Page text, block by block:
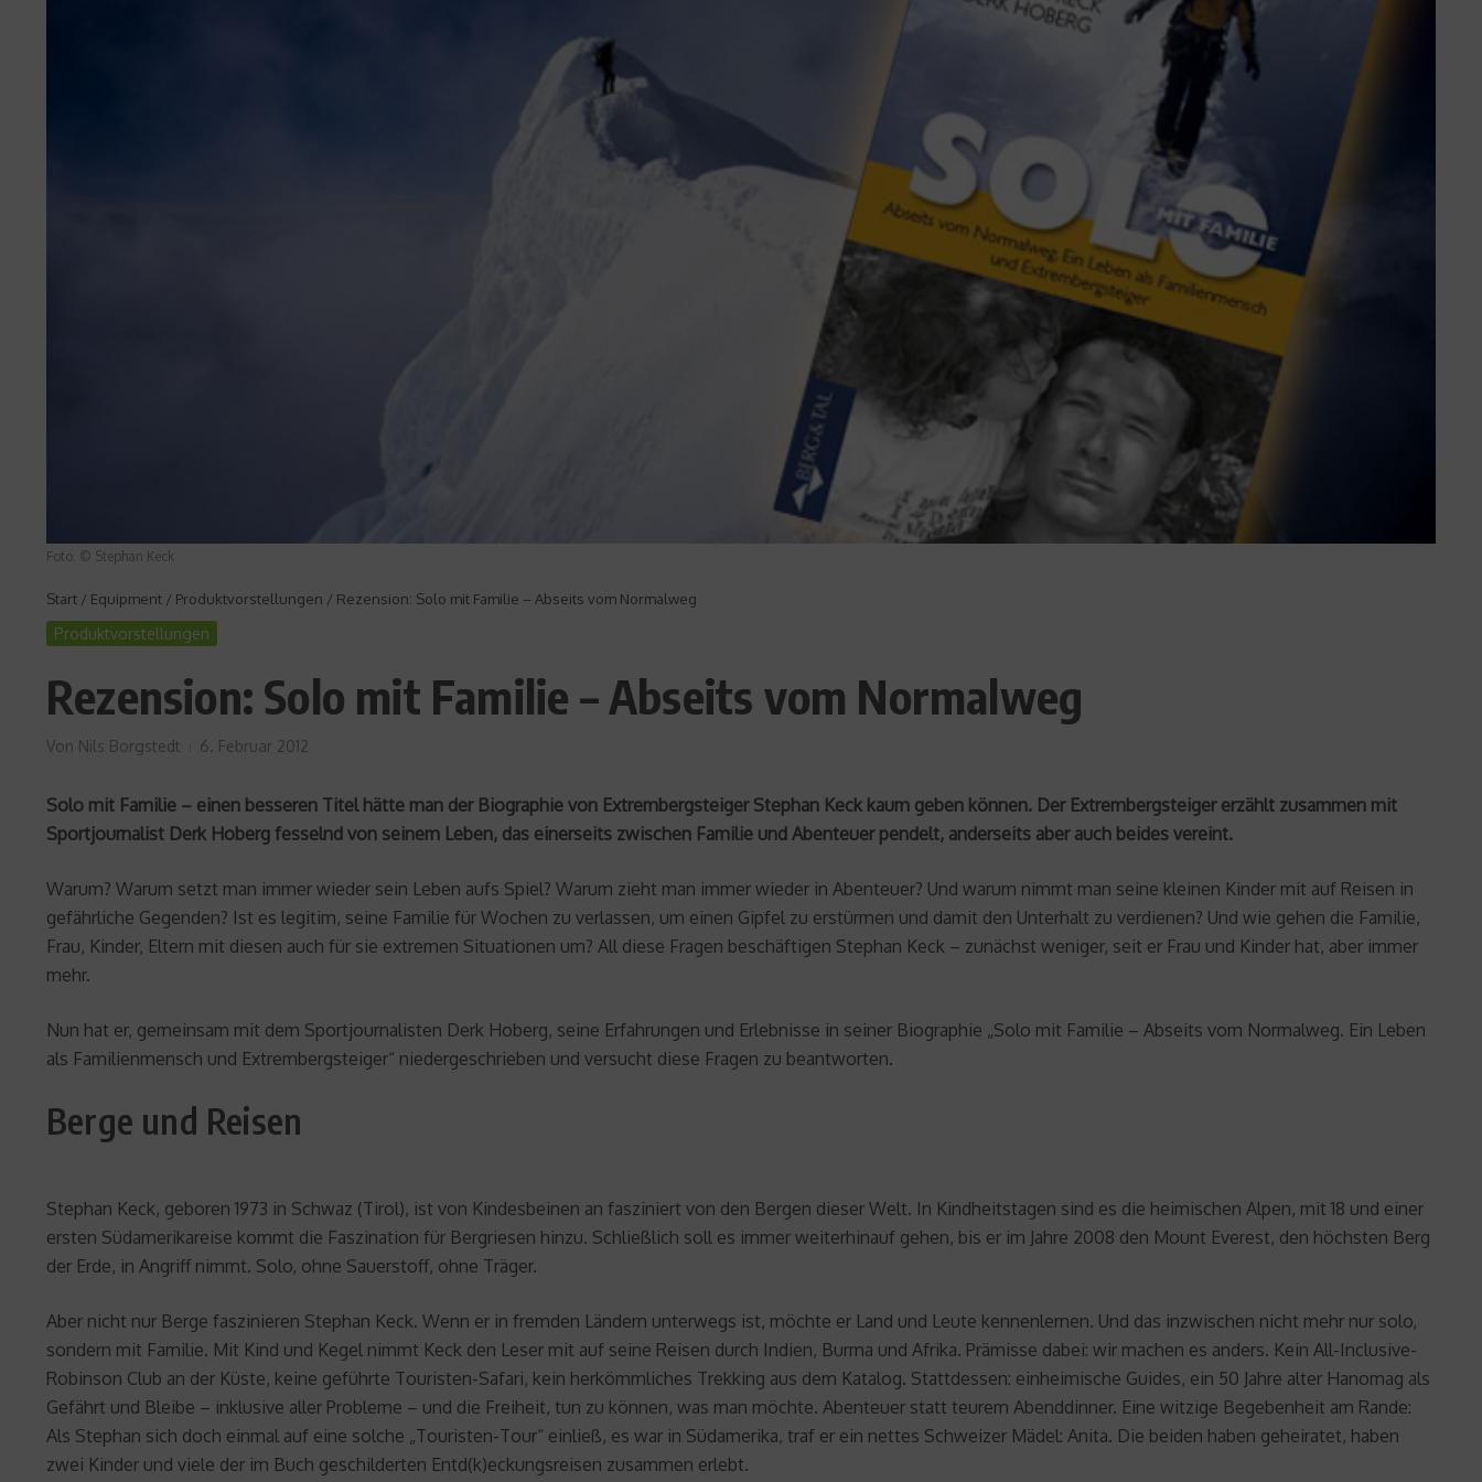
Foto: © Stephan Keck
Start / Equipment / Produktvorstellungen / Rezension: Solo mit Familie – Abseits vom Normalweg
Produktvorstellungen
Rezension: Solo mit Familie – Abseits vom Normalweg
Von Nils Borgstedt 6. Februar 2012
Solo mit Familie – einen besseren Titel hätte man der Biographie von Extrembergsteiger Stephan Keck kaum geben können. Der Extrembergsteiger erzählt zusammen mit
Sportjournalist Derk Hoberg fesselnd von seinem Leben, das einerseits zwischen Familie und Abenteuer pendelt, anderseits aber auch beides vereint.
Warum? Warum setzt man immer wieder sein Leben aufs Spiel? Warum zieht man immer wieder in Abenteuer? Und warum nimmt man seine kleinen Kinder mit auf Reisen in
gefährliche Gegenden? Ist es legitim, seine Familie für Wochen zu verlassen, um einen Gipfel zu erstürmen und damit den Unterhalt zu verdienen? Und wie gehen die Familie,
Frau, Kinder, Eltern mit diesen auch für sie extremen Situationen um? All diese Fragen beschäftigen Stephan Keck – zunächst weniger, seit er Frau und Kinder hat, aber immer
mehr.
Nun hat er, gemeinsam mit dem Sportjournalisten Derk Hoberg, seine Erfahrungen und Erlebnisse in seiner Biographie „Solo mit Familie – Abseits vom Normalweg. Ein Leben
als Familienmensch und Extrembergsteiger“ niedergeschrieben und versucht diese Fragen zu beantworten.
Berge und Reisen
Stephan Keck, geboren 1973 in Schwaz (Tirol), ist von Kindesbeinen an fasziniert von den Bergen dieser Welt. In Kindheitstagen sind es die heimischen Alpen, mit 18 und einer
ersten Südamerikareise kommt die Faszination für Bergriesen hinzu. Schließlich soll es immer weiterhinauf gehen, bis er im Jahre 2008 den Mount Everest, den höchsten Berg
der Erde, in Angriff nimmt. Solo, ohne Sauerstoff, ohne Träger.
Aber nicht nur Berge faszinieren Stephan Keck. Wenn er in fremden Ländern unterwegs ist, möchte er Land und Leute kennenlernen. Und das inzwischen nicht mehr nur solo,
sondern mit Familie. Mit Kind und Kegel nimmt Keck den Leser mit auf seine Reisen durch Indien, Burma und Afrika. Prämisse dabei: wir machen es anders. Kein All-Inclusive-
Robinson Club an der Küste, keine geführte Touristen-Safari, kein herkömmliches Trekking aus dem Katalog. Stattdessen: einheimische Guides, ein 50 Jahre alter Hanomag als
Gefährt und Bleibe – inklusive aller Probleme – und die Freiheit, tun zu können, was man möchte. Abenteuer statt teurem Abenddinner. Eine witzige Begebenheit am Rande:
Als Stephan sich doch einmal auf eine solche „Touristen-Tour“ einließ, es war in Südamerika, traf er ein nettes Schweizer Mädel: Anita. Die beiden haben geheiratet, haben
zwei Kinder und viele der im Buch geschilderten Entd(k)eckungsreisen zusammen erlebt.